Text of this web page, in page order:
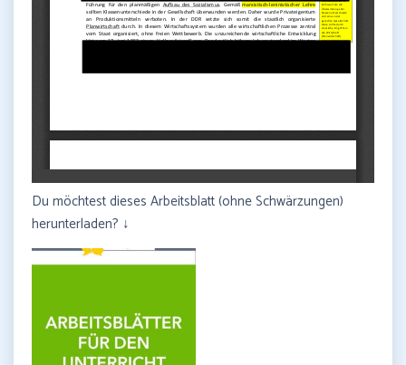
Du möchtest dieses Arbeitsblatt (ohne Schwärzungen)
herunterladen? ↓